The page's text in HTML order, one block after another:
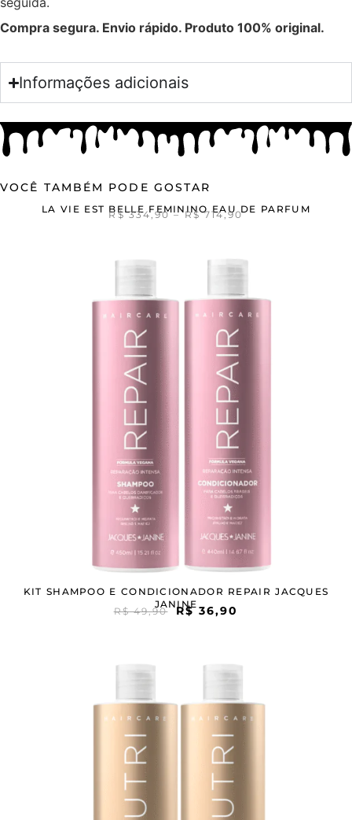
Compra segura. Envio rápido. Produto 100% original.
Informações adicionais
VOCÊ TAMBÉM PODE GOSTAR
LA VIE EST BELLE FEMININO EAU DE PARFUM
R$334,90 – R$714,90
KIT SHAMPOO E CONDICIONADOR REPAIR JACQUES
JANINE
R$49,90 R$36,90